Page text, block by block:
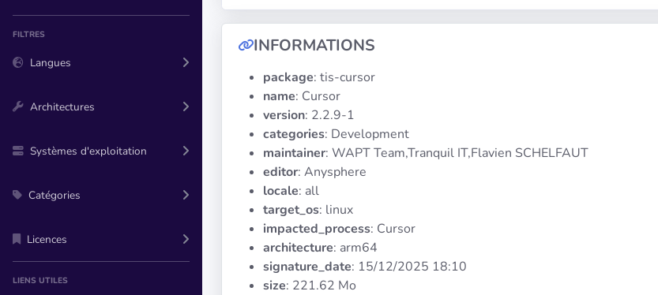
FILTRES
Langues
Architectures
Systèmes d'exploitation
Catégories
Licences
LIENS UTILES
INFORMATIONS
package: tis-cursor
name: Cursor
version: 2.2.9-1
categories: Development
maintainer: WAPT Team,Tranquil IT,Flavien SCHELFAUT
editor: Anysphere
locale: all
target_os: linux
impacted_process: Cursor
architecture: arm64
signature_date: 15/12/2025 18:10
size: 221.62 Mo